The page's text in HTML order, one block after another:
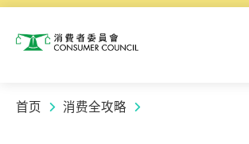
消费者委员会
首页 消费全攻略